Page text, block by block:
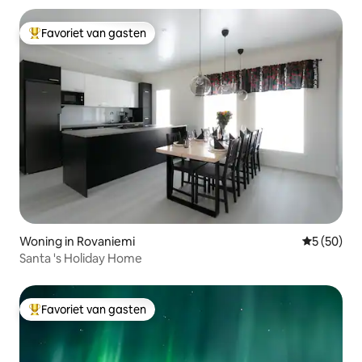
Topfavoriet van gasten
Favoriet van gasten
Woning in Rovaniemi
5 (50)
Santa 's Holiday Home
Topfavoriet van gasten
Favoriet van gasten